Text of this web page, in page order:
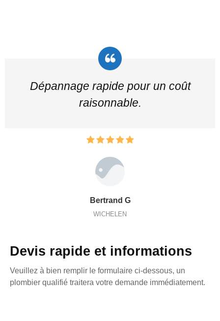
Dépannage rapide pour un coût
raisonnable.
Bertrand G
WICHELEN
Devis rapide et informations
Veuillez à bien remplir le formulaire ci-dessous, un
plombier qualifié traitera votre demande immédiatement.